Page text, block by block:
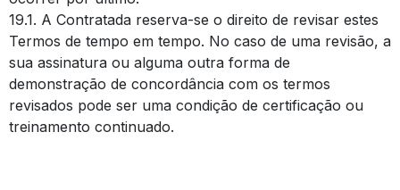
19.1. A Contratada reserva-se o direito de revisar estes
Termos de tempo em tempo. No caso de uma revisão, a
sua assinatura ou alguma outra forma de
demonstração de concordância com os termos
revisados pode ser uma condição de certificação ou
treinamento continuado.